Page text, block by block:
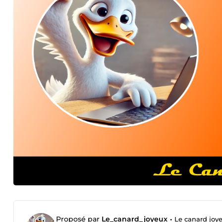
Proposé par Le_canard_joyeux • Le canard